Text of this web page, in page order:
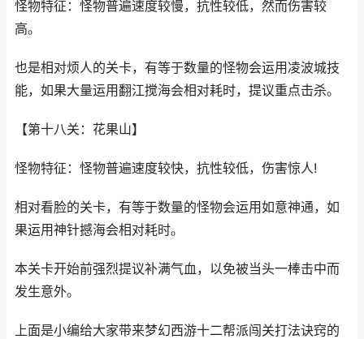
怪物特征：怪物普遍速度较慢，抗性较低，然而伤害较
高。
也是相对烦人的关卡，有等于数量的怪物会运用凌波城技
能，如果大量运用翻江搅海会相对耗时，提议重点击杀。
【第十八关：花果山】
怪物特征：怪物普遍速度较快，抗性较低，伤害惊人!
相对看脸的关卡，有等于数量的怪物会运用如意神通，如
果运用神针撼海会相对耗时。
本关卡开始前强烈提议补满气血，以免被当头一棒击中而
发生意外。
上面是小编给大家带来梦幻西游十二帮派闯关打法诀窍的